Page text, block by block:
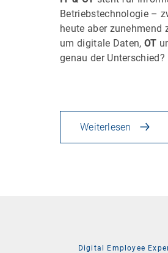
Betriebstechnologie –
heute aber zunehmend
um digitale Daten, OT
genau der Unterschied?
Weiterlesen
Digital Employee